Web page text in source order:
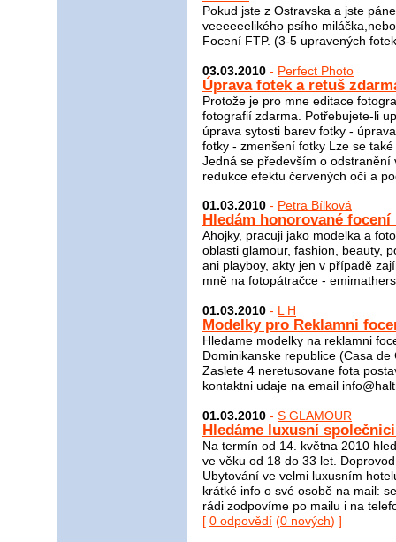
Pokud jste z Ostravska a jste
veeeeeelikého psího
Focení FTP. (3-5 upravených
03.03.2010 - Perfect Photo
Úprava fotek a retuš
Protože je pro mne editace
fotografií zdarma. Potřebujete-li
úprava sytosti barev fotky -
fotky - zmenšení fotky Lze se
Jedná se především o
redukce efektu červených očí a
01.03.2010 - Petra Bílková
Hledám honorované focení
Ahojky, pracuji jako modelka a
oblasti glamour, fashion, beauty,
ani playboy, akty jen v případě
mně na fotopátračce -
01.03.2010 - L H
Modelky pro Reklamni
Hledame modelky na reklamni
Dominikanske republice (Casa
Zaslete 4 neretusovane fota
kontaktni udaje na email
01.03.2010 - S GLAMOUR
Hledáme luxusní
Na termín od 14. května 2010
ve věku od 18 do 33 let.
Ubytování ve velmi luxusním
krátké info o své osobě na mail:
rádi zodpovíme po mailu i na
[ 0 odpovědí (0 nových) ]